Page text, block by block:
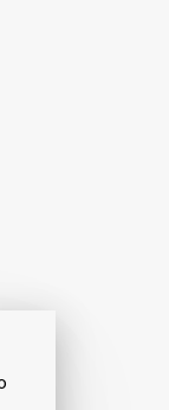
vo veku